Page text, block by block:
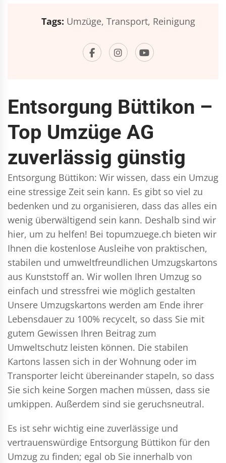
Tags: Umzüge, Transport, Reinigung
Entsorgung Büttikon –
Top Umzüge AG
zuverlässig günstig
Entsorgung Büttikon: Wir wissen, dass ein Umzug
eine stressige Zeit sein kann. Es gibt so viel zu
bedenken und zu organisieren, dass das alles ein
wenig überwältigend sein kann. Deshalb sind wir
hier, um zu helfen! Bei topumzuege.ch bieten wir
Ihnen die kostenlose Ausleihe von praktischen,
stabilen und umweltfreundlichen Umzugskartons
aus Kunststoff an. Wir wollen Ihren Umzug so
einfach und stressfrei wie möglich gestalten
Unsere Umzugskartons werden am Ende ihrer
Lebensdauer zu 100% recycelt, so dass Sie mit
gutem Gewissen Ihren Beitrag zum
Umweltschutz leisten können. Die stabilen
Kartons lassen sich in der Wohnung oder im
Transporter leicht übereinander stapeln, so dass
Sie sich keine Sorgen machen müssen, dass sie
umkippen. Außerdem sind sie geruchsneutral.
Es ist sehr wichtig eine zuverlässige und
vertrauenswürdige Entsorgung Büttikon für den
Umzug zu finden; egal ob Sie innerhalb von